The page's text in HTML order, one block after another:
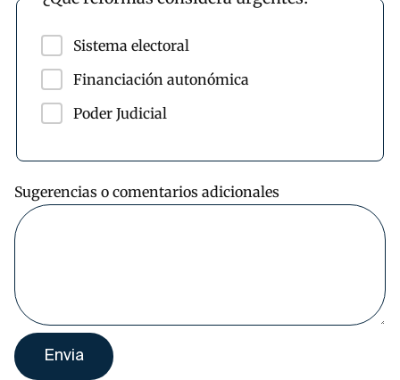
Sistema electoral
Financiación autonómica
Poder Judicial
Sugerencias o comentarios adicionales